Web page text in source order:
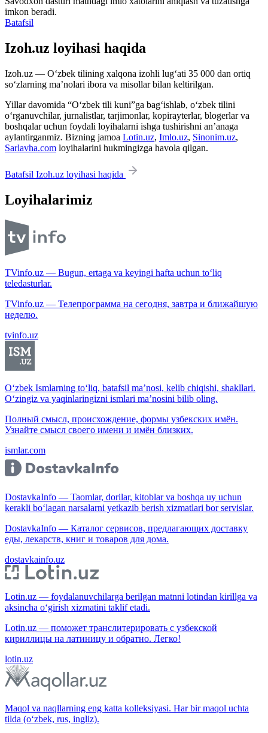
imkon beradi.
Batafsil
Izoh.uz loyihasi haqida
Izoh.uz — O‘zbek tilining xalqona izohli lug‘ati 35 000 dan ortiq
so‘zlarning ma’nolari ibora va misollar bilan keltirilgan.
Yillar davomida “O‘zbek tili kuni”ga bag‘ishlab, o‘zbek tilini
o‘rganuvchilar, jurnalistlar, tarjimonlar, kopirayterlar, blogerlar va
boshqalar uchun foydali loyihalarni ishga tushirishni an’anaga
aylantirganmiz. Bizning jamoa Lotin.uz, Imlo.uz, Sinonim.uz,
Sarlavha.com loyihalarini hukmingizga havola qilgan.
Batafsil Izoh.uz loyihasi haqida
Loyihalarimiz
TVinfo.uz — Bugun, ertaga va keyingi hafta uchun to‘liq
teledasturlar.
TVinfo.uz — Телепрограмма на сегодня, завтра и ближайшую
неделю.
tvinfo.uz
O‘zbek Ismlarning to‘liq, batafsil ma’nosi, kelib chiqishi, shakllari.
O‘zingiz va yaqinlaringizni ismlari ma’nosini bilib oling.
Полный смысл, происхождение, формы узбекских имён.
Узнайте смысл своего имени и имён близких.
ismlar.com
DostavkaInfo — Taomlar, dorilar, kitoblar va boshqa uy uchun
kerakli bo‘lagan narsalarni yetkazib berish xizmatlari bor servislar.
DostavkaInfo — Каталог сервисов, предлагающих доставку
еды, лекарств, книг и товаров для дома.
dostavkainfo.uz
Lotin.uz — foydalanuvchilarga berilgan matnni lotindan kirillga va
aksincha o‘girish xizmatini taklif etadi.
Lotin.uz — поможет транслитерировать с узбекской
кириллицы на латиницу и обратно. Легко!
lotin.uz
Maqol va naqllarning eng katta kolleksiyasi. Har bir maqol uchta
tilda (o‘zbek, rus, ingliz).